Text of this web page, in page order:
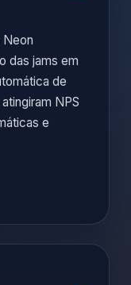
das jams em
de
NPS
e